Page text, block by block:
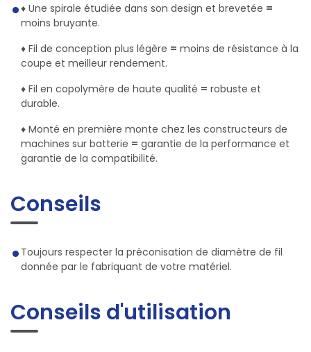
♦ Une spirale étudiée dans son design et brevetée =
moins bruyante.
♦ Fil de conception plus légère = moins de résistance à la
coupe et meilleur rendement.
♦ Fil en copolymère de haute qualité = robuste et
durable.
♦ Monté en première monte chez les constructeurs de
machines sur batterie = garantie de la performance et
garantie de la compatibilité.
Conseils
Toujours respecter la préconisation de diamètre de fil
donnée par le fabriquant de votre matériel.
Conseils d'utilisation